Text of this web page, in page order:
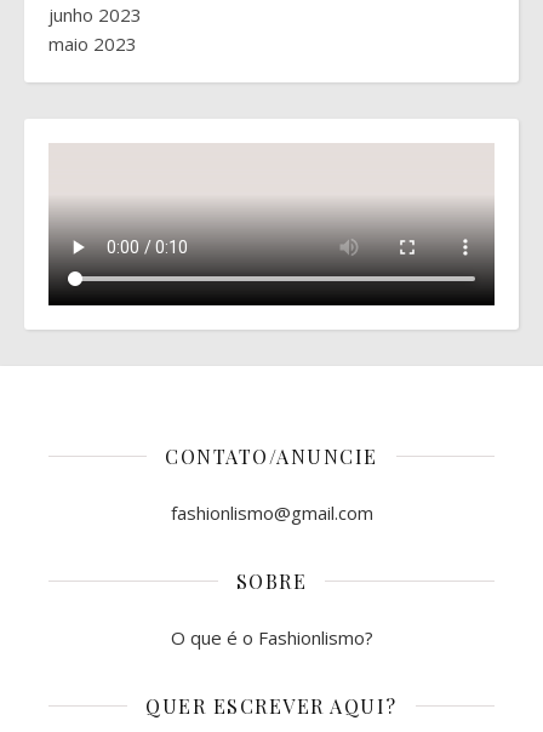
junho 2023
maio 2023
CONTATO/ANUNCIE
fashionlismo@gmail.com
SOBRE
O que é o Fashionlismo?
QUER ESCREVER AQUI?